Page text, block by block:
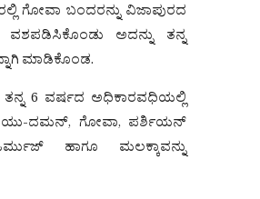
ಗೋವಾ ಬಂದರನ್ನು ವಿಜಾಪುರದ
ವಶಪಡಿಸಿಕೊಂಡು ಅದನ್ನು ತನ್ನ
ಮಾಡಿಕೊಂಡ.
ತನ್ನ 6 ವರ್ಷದ ಅಧಿಕಾರವಧಿಯಲ್ಲಿ
ದಮನ್, ಗೋವಾ, ಪರ್ಶಿಯನ್
ಹಾಗೂ ಮಲಕ್ಕಾವನ್ನು